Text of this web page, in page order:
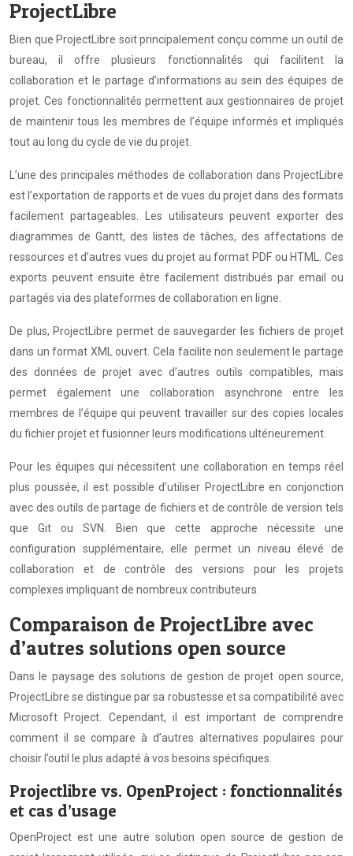
ProjectLibre
Bien que ProjectLibre soit principalement conçu comme un outil de
bureau, il offre plusieurs fonctionnalités qui facilitent la
collaboration et le partage d’informations au sein des équipes de
projet. Ces fonctionnalités permettent aux gestionnaires de projet
de maintenir tous les membres de l’équipe informés et impliqués
tout au long du cycle de vie du projet.
L’une des principales méthodes de collaboration dans ProjectLibre
est l’exportation de rapports et de vues du projet dans des formats
facilement partageables. Les utilisateurs peuvent exporter des
diagrammes de Gantt, des listes de tâches, des affectations de
ressources et d’autres vues du projet au format PDF ou HTML. Ces
exports peuvent ensuite être facilement distribués par email ou
partagés via des plateformes de collaboration en ligne.
De plus, ProjectLibre permet de sauvegarder les fichiers de projet
dans un format XML ouvert. Cela facilite non seulement le partage
des données de projet avec d’autres outils compatibles, mais
permet également une collaboration asynchrone entre les
membres de l’équipe qui peuvent travailler sur des copies locales
du fichier projet et fusionner leurs modifications ultérieurement.
Pour les équipes qui nécessitent une collaboration en temps réel
plus poussée, il est possible d’utiliser ProjectLibre en conjonction
avec des outils de partage de fichiers et de contrôle de version tels
que Git ou SVN. Bien que cette approche nécessite une
configuration supplémentaire, elle permet un niveau élevé de
collaboration et de contrôle des versions pour les projets
complexes impliquant de nombreux contributeurs.
Comparaison de ProjectLibre avec
d’autres solutions open source
Dans le paysage des solutions de gestion de projet open source,
ProjectLibre se distingue par sa robustesse et sa compatibilité avec
Microsoft Project. Cependant, il est important de comprendre
comment il se compare à d’autres alternatives populaires pour
choisir l’outil le plus adapté à vos besoins spécifiques.
Projectlibre vs. OpenProject : fonctionnalités
et cas d’usage
OpenProject est une autre solution open source de gestion de